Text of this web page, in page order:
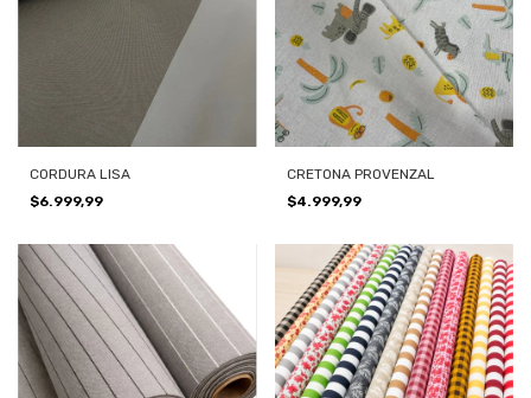
CORDURA LISA
$6.999,99
CRETONA PROVENZAL
$4.999,99